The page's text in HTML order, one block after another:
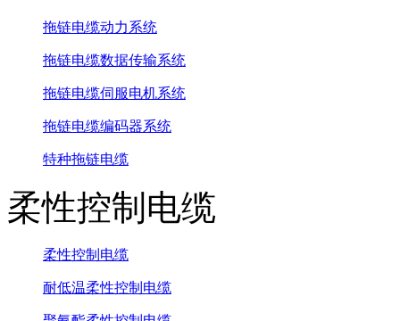
拖链电缆动力系统
拖链电缆数据传输系统
拖链电缆伺服电机系统
拖链电缆编码器系统
特种拖链电缆
柔性控制电缆
柔性控制电缆
耐低温柔性控制电缆